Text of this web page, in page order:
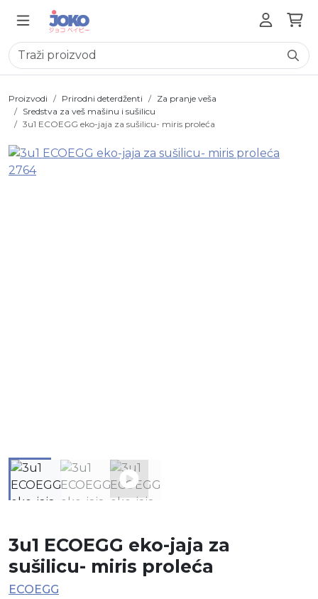
Proizvodi Prirodni deterdženti
Za pranje veša
Sredstva za veš mašinu i sušilicu
3u1 ECOEGG eko-jaja za sušilicu- miris proleća
3u1 ECOEGG eko-jaja za
sušilicu- miris proleća
ECOEGG